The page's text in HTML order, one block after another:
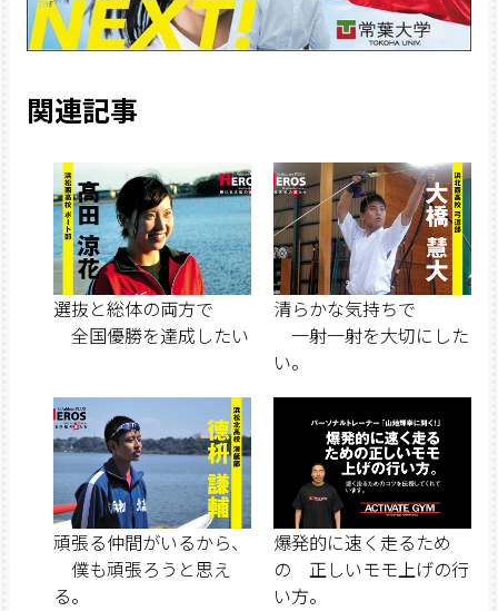
関連記事
選抜と総体の両方で
全国優勝を達成したい
清らかな気持ちで
一射一射を大切にした
い。
頑張る仲間がいるから、
僕も頑張ろうと思え
る。
爆発的に速く走るため
の 正しいモモ上げの行
い方。